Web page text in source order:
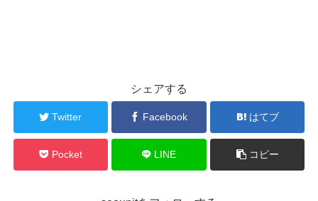
シェアする
Twitter Facebook はてブ
Pocket LINE コピー